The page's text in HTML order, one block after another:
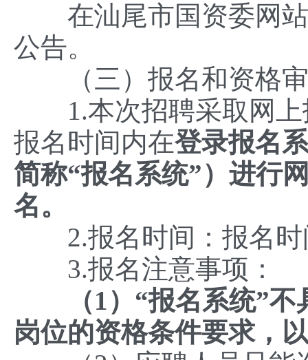
在汕尾市国资委网
公告。
（三）报名和资格
1.本次招聘采取网上
报名时间内在登录报名
简称“报名系统”）进行
名。
2.报名时间：报名时
3.报名注意事项：
（1）“报名系统”
岗位的资格条件要求，